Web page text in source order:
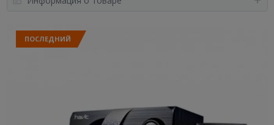
ПОСЛЕДНИЙ